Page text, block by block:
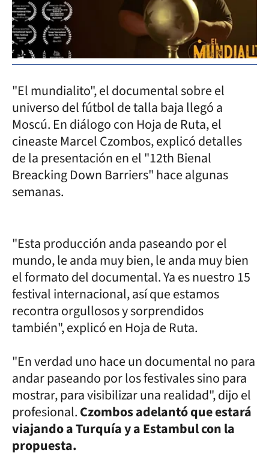
"El mundialito", el documental sobre el
universo del fútbol de talla baja llegó a
Moscú. En diálogo con Hoja de Ruta, el
cineaste Marcel Czombos, explicó detalles
de la presentación en el "12th Bienal
Breacking Down Barriers" hace algunas
semanas.
"Esta producción anda paseando por el
mundo, le anda muy bien, le anda muy bien
el formato del documental. Ya es nuestro 15
festival internacional, así que estamos
recontra orgullosos y sorprendidos
también", explicó en Hoja de Ruta.
"En verdad uno hace un documental no para
andar paseando por los festivales sino para
mostrar, para visibilizar una realidad", dijo el
profesional.Czombos adelantó que estará
viajando a Turquía y a Estambul con la
propuesta.